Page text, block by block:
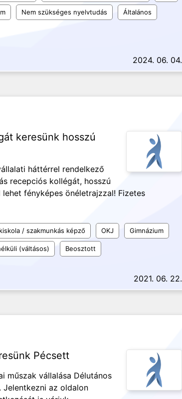
Nem szükséges nyelvtudás Általános
2024. 06. 04.
keresünk hosszú
háttérrel rendelkező
recepciós kollégát, hosszú
fényképes önéletrajzzal! Fizetes
/ szakmunkás képző OKJ Gimnázium
(váltásos) Beosztott
2021. 06. 22.
Pécsett
műszak vállalása Délutános
Jelentkezni az oldalon